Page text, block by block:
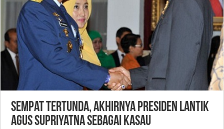
Sempat Tertunda, Akhirnya Presiden Lantik
Agus Supriyatna Sebagai KaSAU